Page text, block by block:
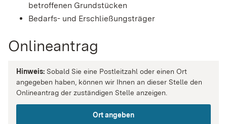
betroffenen Grundstücken
Bedarfs- und Erschließungsträger
Onlineantrag
Hinweis: Sobald Sie eine Postleitzahl oder einen Ort
angegeben haben, können wir Ihnen an dieser Stelle den
Onlineantrag der zuständigen Stelle anzeigen.
Ort angeben